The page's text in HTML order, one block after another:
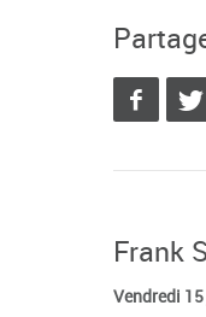
Frank
Vendredi